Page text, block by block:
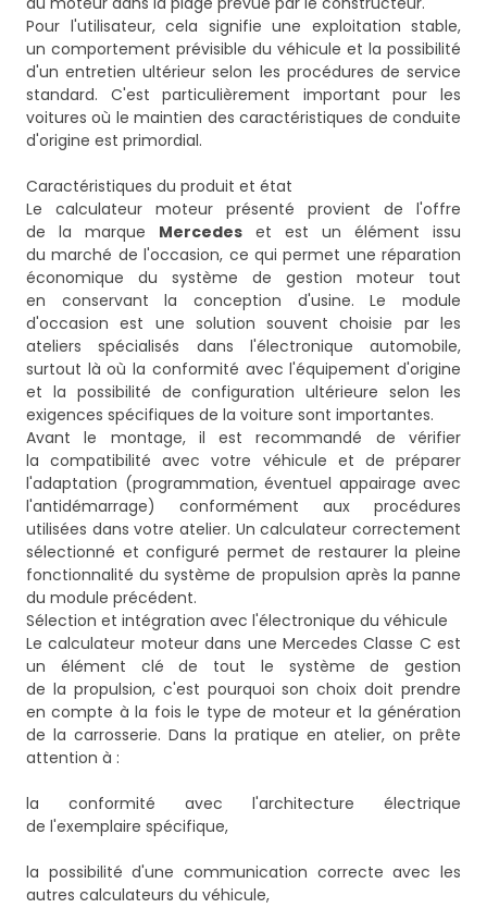
Pour l'utilisateur, cela signifie une exploitation stable,
un comportement prévisible du véhicule et la possibilité
d'un entretien ultérieur selon les procédures de service
standard. C'est particulièrement important pour les
voitures où le maintien des caractéristiques de conduite
d'origine est primordial.
Caractéristiques du produit et état
Le calculateur moteur présenté provient de l'offre
de la marque Mercedes et est un élément issu
du marché de l'occasion, ce qui permet une réparation
économique du système de gestion moteur tout
en conservant la conception d'usine. Le module
d'occasion est une solution souvent choisie par les
ateliers spécialisés dans l'électronique automobile,
surtout là où la conformité avec l'équipement d'origine
et la possibilité de configuration ultérieure selon les
exigences spécifiques de la voiture sont importantes.
Avant le montage, il est recommandé de vérifier
la compatibilité avec votre véhicule et de préparer
l'adaptation (programmation, éventuel appairage avec
l'antidémarrage) conformément aux procédures
utilisées dans votre atelier. Un calculateur correctement
sélectionné et configuré permet de restaurer la pleine
fonctionnalité du système de propulsion après la panne
du module précédent.
Sélection et intégration avec l'électronique du véhicule
Le calculateur moteur dans une Mercedes Classe C est
un élément clé de tout le système de gestion
de la propulsion, c'est pourquoi son choix doit prendre
en compte à la fois le type de moteur et la génération
de la carrosserie. Dans la pratique en atelier, on prête
attention à :
la conformité avec l'architecture électrique
de l'exemplaire spécifique,
la possibilité d'une communication correcte avec les
autres calculateurs du véhicule,